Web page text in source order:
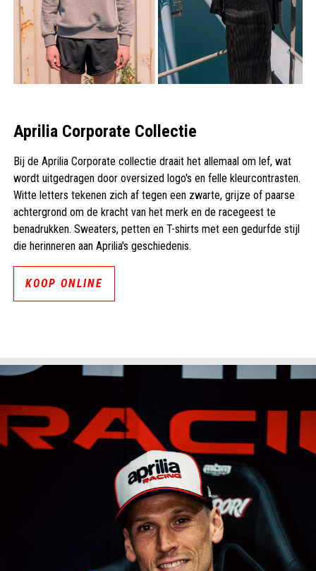
Aprilia Corporate Collectie
Bij de Aprilia Corporate collectie draait het allemaal om lef, wat
wordt uitgedragen door oversized logo's en felle kleurcontrasten.
Witte letters tekenen zich af tegen een zwarte, grijze of paarse
achtergrond om de kracht van het merk en de racegeest te
benadrukken. Sweaters, petten en T-shirts met een gedurfde stijl
die herinneren aan Aprilia's geschiedenis.
KOOP ONLINE